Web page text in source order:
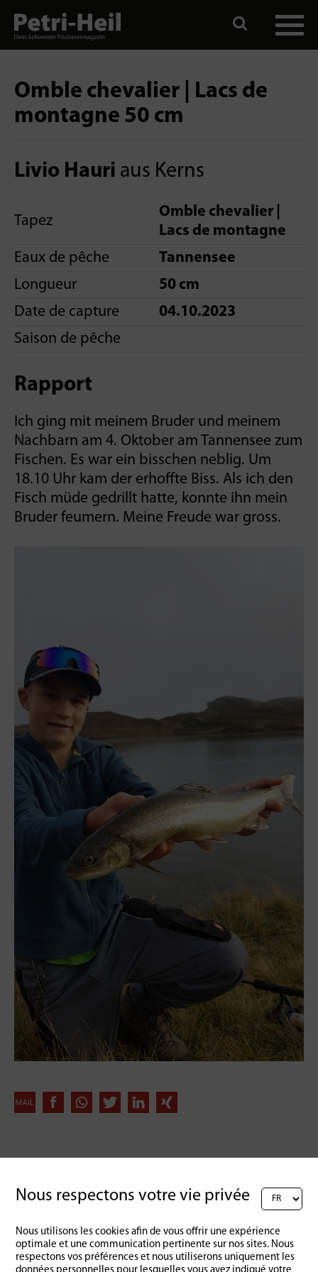
Omble chevalier | Lacs de
montagne 50 cm
Livio Hauri aus Kerns
Tapez
Omble chevalier |
Lacs de montagne
Eaux de pêche
Tannensee
Longueur
50 cm
Date de capture
04.10.2023
Saison de pêche
Rapport
Ich ging mit meinem Bruder und meinem
Nachbarn am 4. Oktober am Tannensee zum
Fischen. Es war ein bisschen neblig. Um
18.10 Uhr kam der erhoffte Biss. Als ich den
Fisch müde gedrillt hatte, konnte ihn mein
Bruder feumern. Meine Freude war gross.
Nous respectons votre vie privée
Nous utilisons les cookies afin de vous offrir une expérience
optimale et une communication pertinente sur nos sites. Nous
respectons vos préférences et nous utiliserons uniquement les